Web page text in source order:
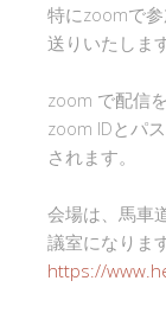
特にzoomで
送りいたします
zoom で配信
zoom IDとパ
されます。
会場は、馬車
議室になります
https://